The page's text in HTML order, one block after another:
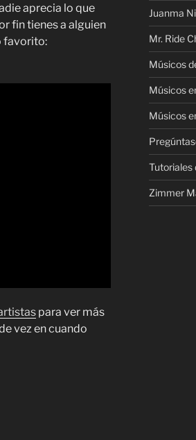
aprecia lo que
fin tienes a alguien
favorito:
para ver más
vez en cuando
Juanma
Mr. Ride
Músicos
Músicos
Músicos
Tutoriales
Zimmer